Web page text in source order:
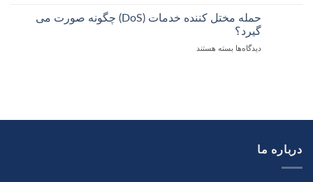
حمله مختل کننده خدمات (DoS) چگونه صورت می
گیرد؟
دیدگاه‌ها بسته هستند
درباره ما